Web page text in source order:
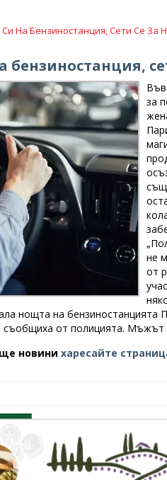
На Бензиностанция, Сети Се За
за
не
от
нощта на
съобщиха от полицията.
новинихаресайте